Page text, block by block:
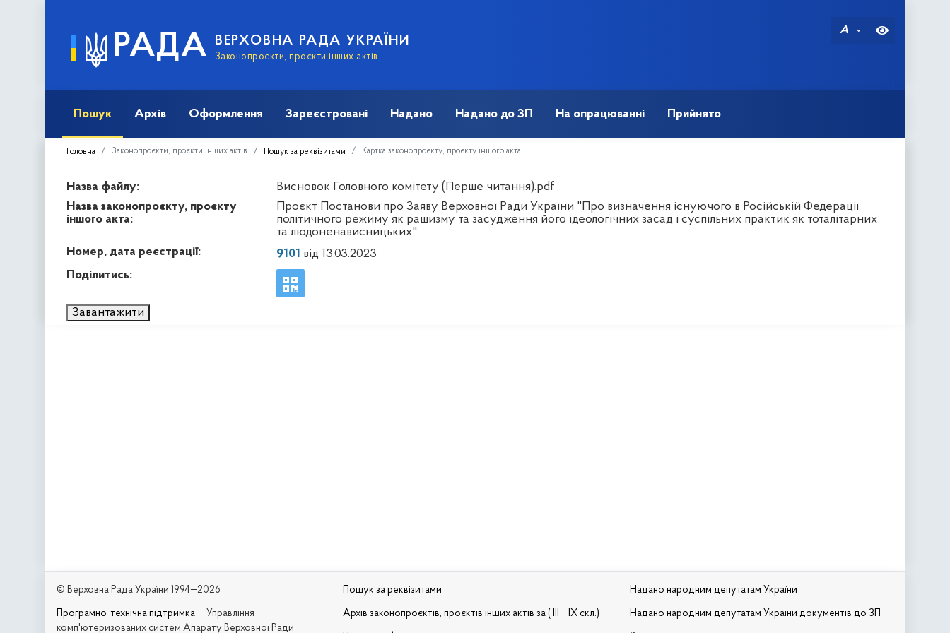
РАДА ВЕРХОВНА РАДА УКРАЇНИ
Законопроєкти, проєкти інших актів
A
Пошук Архів Оформлення Зареєстровані Надано Надано до ЗП На опрацюванні Прийнято
Головна Законопроєкти, проєкти інших актів Пошук за реквізитами Картка законопроєкту, проєкту іншого акта
Назва файлу:
Висновок Головного комітету (Перше читання).pdf
Назва законопроєкту, проєкту
іншого акта:
Проєкт Постанови про Заяву Верховної Ради України "Про визначення існуючого в Російській Федерації
політичного режиму як рашизму та засудження його ідеологічних засад і суспільних практик як тоталітарних
та людоненависницьких"
Номер, дата реєстрації:
9101 від 13.03.2023
Поділитись:
Завантажити
© Верховна Рада України 1994—2026
Програмно-технічна підтримка — Управління
комп'ютеризованих систем Апарату Верховної Ради
Пошук за реквізитами
Архів законопроєктів, проєктів інших актів за ( III – IX скл.)
Надано народним депутатам України
Надано народним депутатам України документів до ЗП